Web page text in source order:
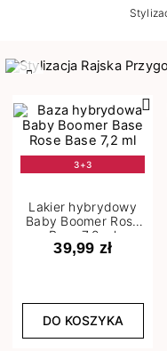
3+3
Lakier hybrydowy
Baby Boomer Rose
Base 7,2 ml
39,99 zł
DO KOSZYKA